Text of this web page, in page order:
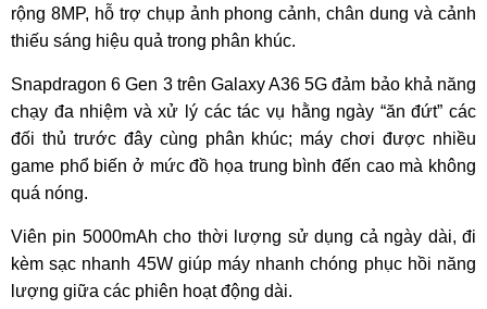
rộng 8MP, hỗ trợ chụp ảnh phong cảnh, chân dung và cảnh
thiếu sáng hiệu quả trong phân khúc.
Snapdragon 6 Gen 3 trên Galaxy A36 5G đảm bảo khả năng
chạy đa nhiệm và xử lý các tác vụ hằng ngày “ăn đứt” các
đối thủ trước đây cùng phân khúc; máy chơi được nhiều
game phổ biến ở mức đồ họa trung bình đến cao mà không
quá nóng.
Viên pin 5000mAh cho thời lượng sử dụng cả ngày dài, đi
kèm sạc nhanh 45W giúp máy nhanh chóng phục hồi năng
lượng giữa các phiên hoạt động dài.